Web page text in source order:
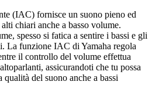
(IAC) fornisce un suono pieno ed
chiari anche a basso volume.
spesso si fatica a sentire i bassi e gli
La funzione IAC di Yamaha regola
il controllo del volume effettua
assicurandoti che tu possa
qualità del suono anche a bassi